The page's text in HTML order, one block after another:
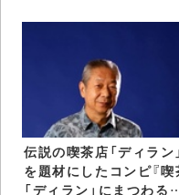
伝説の喫茶店「ディラン」
を題材にしたコンピ『喫
「ディラン」にまつわる